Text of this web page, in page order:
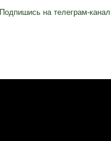
Подпишись на телеграм-